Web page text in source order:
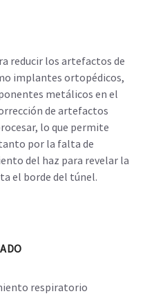
reducir los artefactos de
implantes ortopédicos,
metálicos en el
de artefactos
lo que permite
por la falta de
del haz para revelar la
el borde del túnel.
respiratorio